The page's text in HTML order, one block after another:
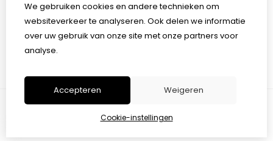
Sitemap
Afhalen
Algemene voorwaarden
Herroepingsrecht
We gebruiken cookies en andere technieken om
websiteverkeer te analyseren. Ook delen we informatie
over uw gebruik van onze site met onze partners voor
analyse.
Accepteren Weigeren
Cookie-instellingen